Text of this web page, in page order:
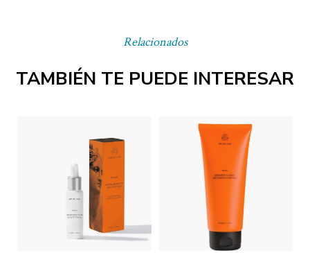
Relacionados
TAMBIÉN TE PUEDE INTERESAR